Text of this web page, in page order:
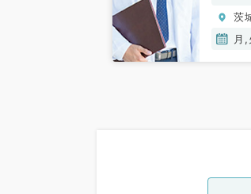
茨
月